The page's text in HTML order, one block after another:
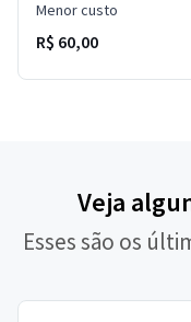
Menor custo
R$ 60,00
Veja
Esses são os